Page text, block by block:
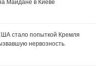
Майдане в Киеве
стало попыткой Кремля
нервозность.